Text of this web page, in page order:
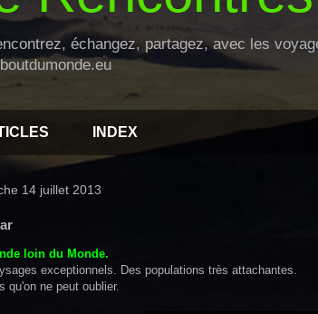
échangez, partagez, avec les
INDEX
14 juillet 2013
loin du Monde.
exceptionnels. Des populations très attachantes.
qu'on ne peut oublier.